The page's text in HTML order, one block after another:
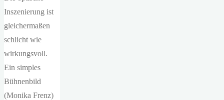
Inszenierung ist
gleichermaßen
schlicht wie
wirkungsvoll.
Ein simples
Bühnenbild
(Monika Frenz)